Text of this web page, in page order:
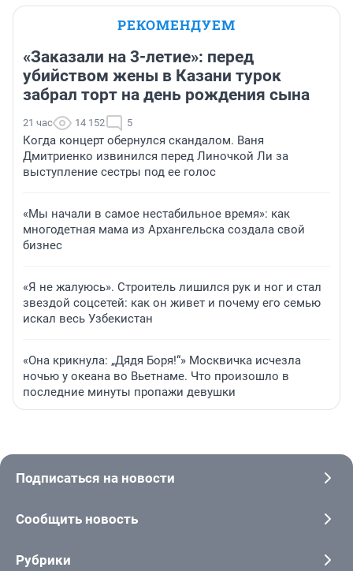
РЕКОМЕНДУЕМ
«Заказали на 3-летие»: перед
убийством жены в Казани турок
забрал торт на день рождения сына
21 час 14 152 5
Когда концерт обернулся скандалом. Ваня
Дмитриенко извинился перед Линочкой Ли за
выступление сестры под ее голос
«Мы начали в самое нестабильное время»: как
многодетная мама из Архангельска создала свой
бизнес
«Я не жалуюсь». Строитель лишился рук и ног и стал
звездой соцсетей: как он живет и почему его семью
искал весь Узбекистан
«Она крикнула: „Дядя Боря!“» Москвичка исчезла
ночью у океана во Вьетнаме. Что произошло в
последние минуты пропажи девушки
Подписаться на новости
Сообщить новость
Рубрики